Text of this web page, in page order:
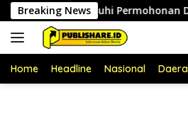
Langsung
ke
konten
Breaking News
Penuhi Permohonan Desa’
Home Headline Nasional